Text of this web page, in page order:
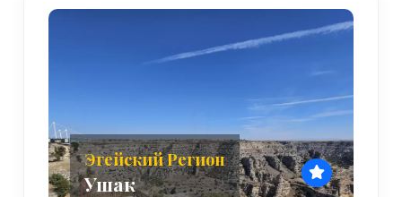
Эгейский Регион
Ушак